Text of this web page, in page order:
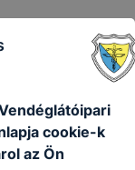
cookie-k
az Ön